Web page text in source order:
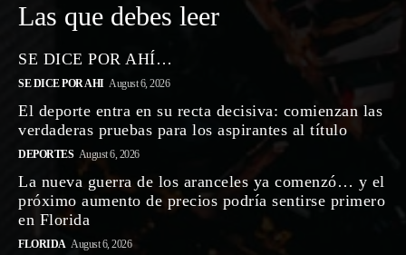
Las que debes leer
SE DICE POR AHÍ…
SE DICE POR AHI August 6, 2026
El deporte entra en su recta decisiva: comienzan las
verdaderas pruebas para los aspirantes al título
DEPORTES August 6, 2026
La nueva guerra de los aranceles ya comenzó… y el
próximo aumento de precios podría sentirse primero
en Florida
FLORIDA August 6, 2026